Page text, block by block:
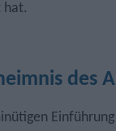
hat.
des